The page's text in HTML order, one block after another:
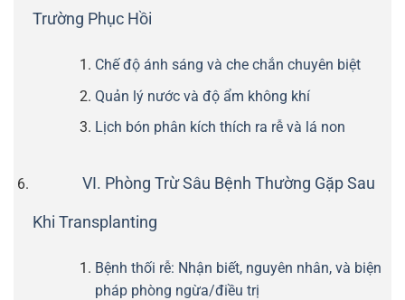
Trường Phục Hồi
Chế độ ánh sáng và che chắn chuyên biệt
Quản lý nước và độ ẩm không khí
Lịch bón phân kích thích ra rễ và lá non
VI. Phòng Trừ Sâu Bệnh Thường Gặp Sau
Khi Transplanting
Bệnh thối rễ: Nhận biết, nguyên nhân, và biện
pháp phòng ngừa/điều trị